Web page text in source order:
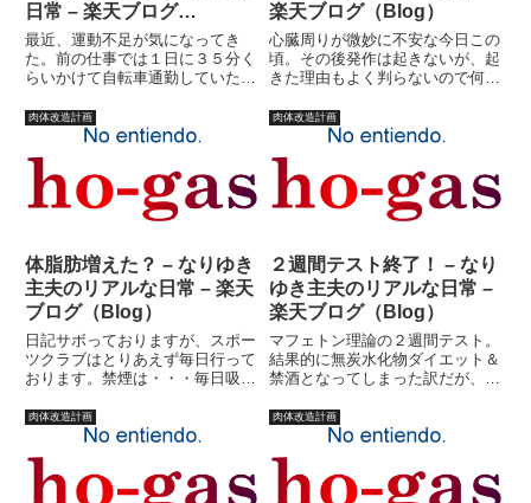
日常 – 楽天ブログ
（Blog）
最近、運動不足が気になってき
た。前の仕事では１日に３５分く
らいかけて自転車通勤していたの
太ももに血管浮き出ていたのに、
つまんでみると明らかに体脂肪が
増えている。腹は・・・前から腹
筋浮き出てないけど。せっかく子
供...
楽天ブログ（Blog）
心臓周りが微妙に不安な今日この
頃。その後発作は起きないが、起
きた理由もよく判らないので何か
らといって、全てを投げ出し隠居
生活を送る訳にもいかない。子供
は毎日腹減らしているのである。
（私は減量しているが・・・）
ま...
肉体改造計画
体脂肪増えた？ – なりゆき
主夫のリアルな日常 – 楽天
ブログ（Blog）
日記サボっておりますが、スポー
ツクラブはとりあえず毎日行って
おります。禁煙は・・・毎日吸っ
ん！！いや・・・本数は減ってお
ります。たぶん、そのうち完全に
吸わなくなる（と思います）月曜
日はクラブの休日だから休んだけ
れ...
肉体改造計画
２週間テスト終了！ – なり
ゆき主夫のリアルな日常 –
楽天ブログ（Blog）
マフェトン理論の２週間テスト。
結果的に無炭水化物ダイエット＆
禁酒となってしまった訳だが、つ
い道程であった。果物食えない妻
は早くからリタイヤしてしまった
し。私も機嫌が悪くなり、一時期
は家庭崩壊の危機かと思った。
そ...
肉体改造計画 肉体改造計画